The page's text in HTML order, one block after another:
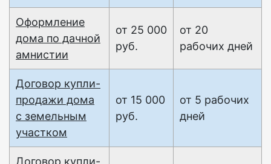
Оформление
дома по дачной
амнистии
от 25 000
руб.
от 20
рабочих дней
Договор купли-
продажи дома
с земельным
участком
от 15 000
руб.
от 5 рабочих
дней
Договор купли-